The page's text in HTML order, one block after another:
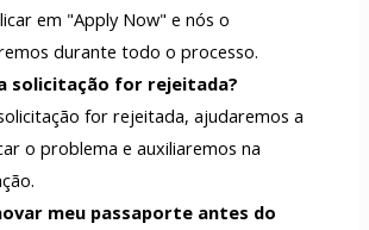
em "Apply Now" e nós o
durante todo o processo.
solicitação for rejeitada?
for rejeitada, ajudaremos a
o problema e auxiliaremos na
meu passaporte antes do